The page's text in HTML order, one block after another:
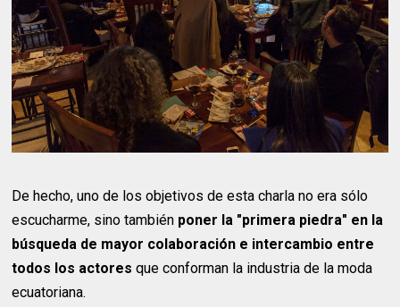
De hecho, uno de los objetivos de esta charla no era sólo
escucharme, sino también poner la "primera piedra" en la
búsqueda de mayor colaboración e intercambio entre
todos los actoresque conforman la industria de la moda
ecuatoriana.